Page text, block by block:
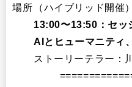
場所
（ハイブリッド開催）
13:00〜13:50：セッ
AIとヒューマニティ
ストーリーテラー：